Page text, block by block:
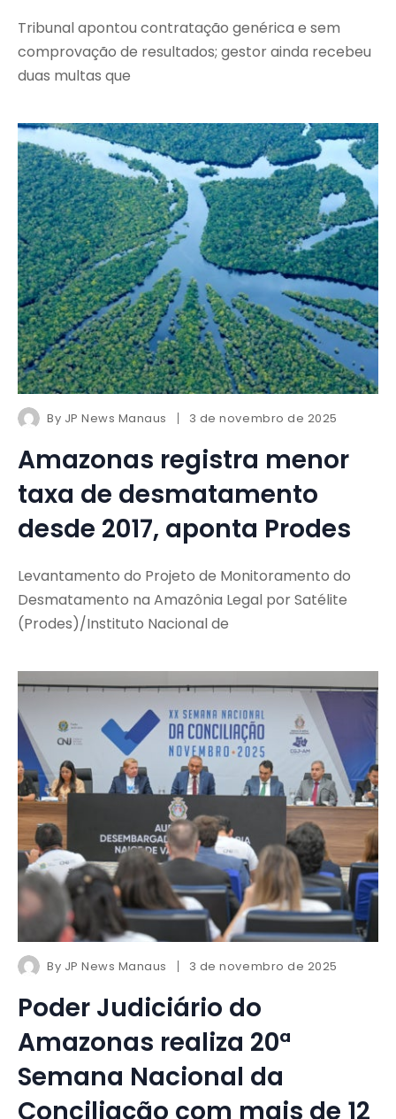
Tribunal apontou contratação genérica e sem
comprovação de resultados; gestor ainda recebeu
duas multas que
By JP News Manaus 3 de novembro de 2025
Amazonas registra menor
taxa de desmatamento
desde 2017, aponta Prodes
Levantamento do Projeto de Monitoramento do
Desmatamento na Amazônia Legal por Satélite
(Prodes)/Instituto Nacional de
By JP News Manaus 3 de novembro de 2025
Poder Judiciário do
Amazonas realiza 20ª
Semana Nacional da
Conciliação com mais de 12